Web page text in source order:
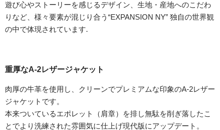
遊び心やストーリーを感じるデザイン、生地・産地へのこだわ
りなど、様々要素が混じり合う“EXPANSION NY” 独自の世界観
の中で体現されています.
重厚なA-2レザージャケット
肉厚の牛革を使用し、クリーンでプレミアムな印象のA-2レザー
ジャケットです。
本来ついているエポレット（肩章）を排し無駄を削ぎ落したこ
とでより洗練された雰囲気に仕上げ現代版にアップデート。